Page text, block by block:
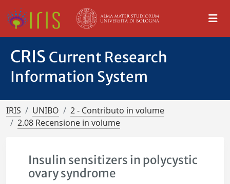
CRIS Current Research
Information System
IRIS UNIBO
2 - Contributo in volume
2.08 Recensione in volume
Insulin sensitizers in polycystic
ovary syndrome